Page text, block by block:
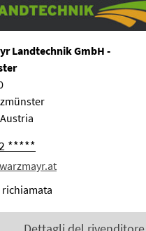
Landtechnik GmbH -
*****
richiamata